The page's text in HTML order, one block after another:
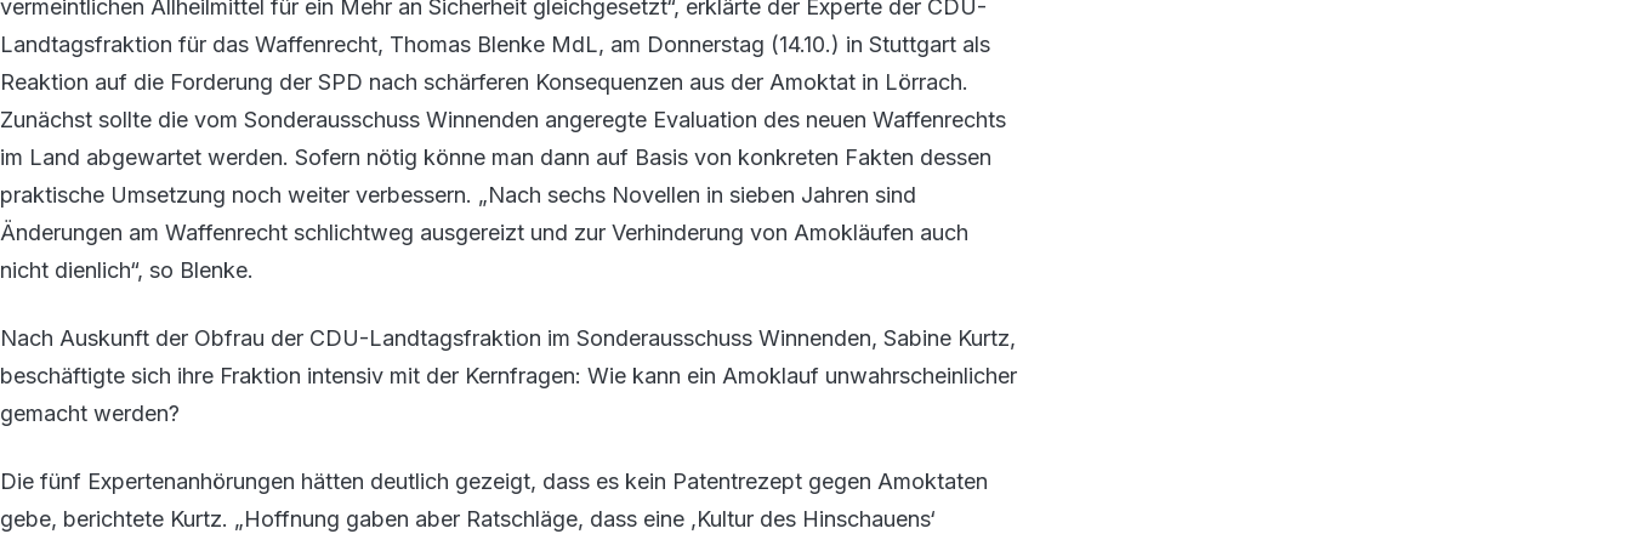
vermeintlichen Allheilmittel für ein Mehr an Sicherheit gleichgesetzt“, erklärte der Experte der CDU-
Landtagsfraktion für das Waffenrecht, Thomas Blenke MdL, am Donnerstag (14.10.) in Stuttgart als
Reaktion auf die Forderung der SPD nach schärferen Konsequenzen aus der Amoktat in Lörrach.
Zunächst sollte die vom Sonderausschuss Winnenden angeregte Evaluation des neuen Waffenrechts
im Land abgewartet werden. Sofern nötig könne man dann auf Basis von konkreten Fakten dessen
praktische Umsetzung noch weiter verbessern. „Nach sechs Novellen in sieben Jahren sind
Änderungen am Waffenrecht schlichtweg ausgereizt und zur Verhinderung von Amokläufen auch
nicht dienlich“, so Blenke.
Nach Auskunft der Obfrau der CDU-Landtagsfraktion im Sonderausschuss Winnenden, Sabine Kurtz,
beschäftigte sich ihre Fraktion intensiv mit der Kernfragen: Wie kann ein Amoklauf unwahrscheinlicher
gemacht werden?
Die fünf Expertenanhörungen hätten deutlich gezeigt, dass es kein Patentrezept gegen Amoktaten
gebe, berichtete Kurtz. „Hoffnung gaben aber Ratschläge, dass eine ,Kultur des Hinschauens‘